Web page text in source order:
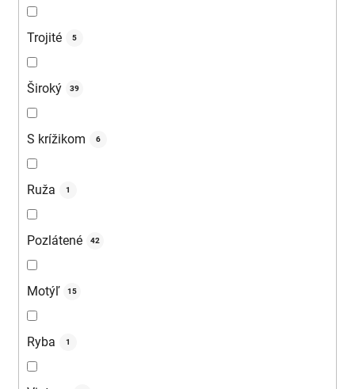
Trojité 5
Široký 39
S krížikom 6
Ruža 1
Pozlátené 42
Motýľ 15
Ryba 1